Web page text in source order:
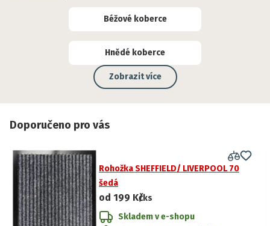
Béžové koberce
Hnědé koberce
Zobrazit více
Doporučeno pro vás
Rohožka SHEFFIELD/ LIVERPOOL 70
šedá
od 199 Kč/ks
Skladem v e-shopu